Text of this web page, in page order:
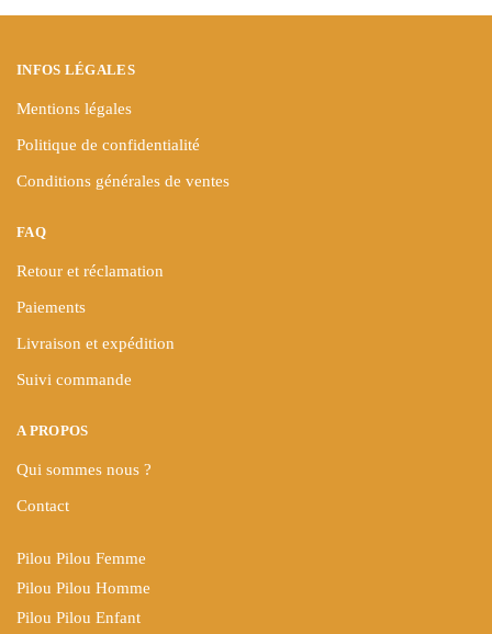
INFOS LÉGALES
Mentions légales
Politique de confidentialité
Conditions générales de ventes
FAQ
Retour et réclamation
Paiements
Livraison et expédition
Suivi commande
A PROPOS
Qui sommes nous ?
Contact
Pilou Pilou Femme
Pilou Pilou Homme
Pilou Pilou Enfant